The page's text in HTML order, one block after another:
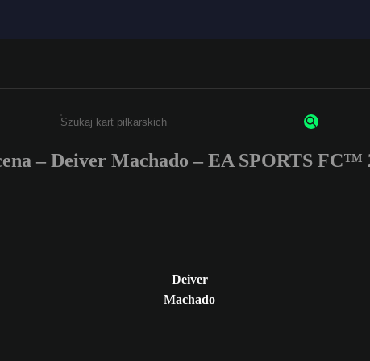
Wpisz co najmniej 3 znaki lub cyfry.
– Deiver Machado – EA SPORTS FC™
Deiver
Machado